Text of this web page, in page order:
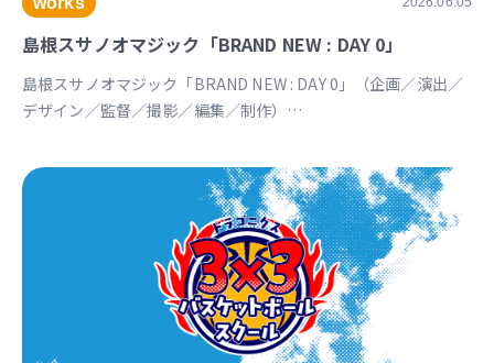
島根スサノオマジック「BRAND NEW : DAY 0」
島根スサノオマジック「BRAND NEW : DAY 0」（企画／演出／
デザイン／監督／撮影／編集／制作）